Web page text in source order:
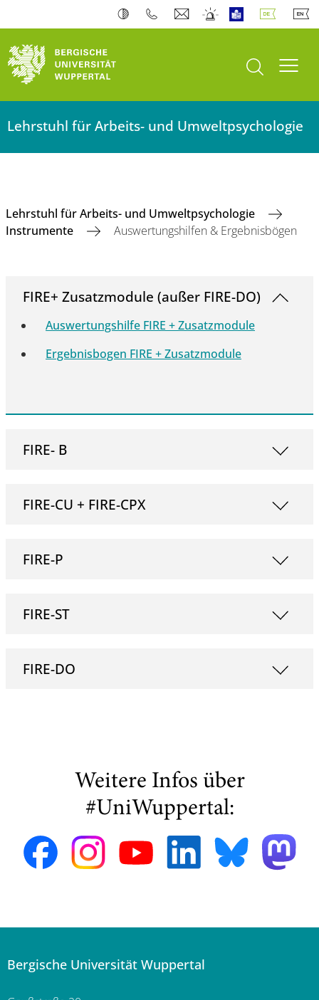
Suche öffnen
Lehrstuhl für Arbeits- und Umweltpsychologie
Lehrstuhl für Arbeits- und Umweltpsychologie
Instrumente
Auswertungshilfen & Ergebnisbögen
FIRE+ Zusatzmodule (außer FIRE-DO)
Auswertungshilfe FIRE + Zusatzmodule
Ergebnisbogen FIRE + Zusatzmodule
FIRE- B
FIRE-CU + FIRE-CPX
FIRE-P
FIRE-ST
FIRE-DO
Weitere Infos über
#UniWuppertal:
Bergische Universität Wuppertal